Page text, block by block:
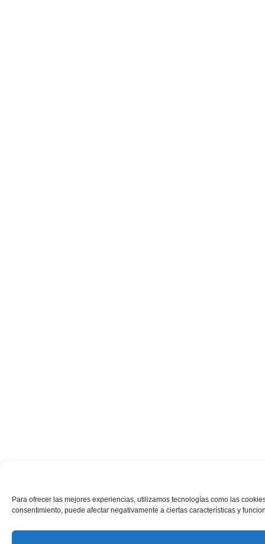
Para ofrecer las mejores experiencias, utilizamos tecnologías como las
consentimiento, puede afectar negativamente a ciertas características y